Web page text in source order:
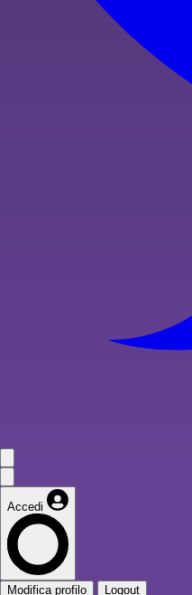
Accedi
Modifica profilo Logout